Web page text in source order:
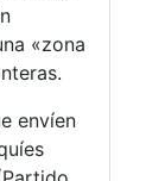
«zona
envíen